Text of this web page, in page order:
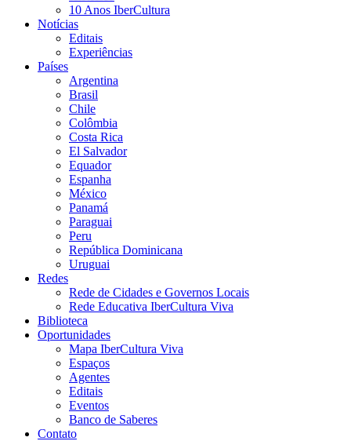
10 Anos IberCultura
Notícias
Editais
Experiências
Países
Argentina
Brasil
Chile
Colômbia
Costa Rica
El Salvador
Equador
Espanha
México
Panamá
Paraguai
Peru
República Dominicana
Uruguai
Redes
Rede de Cidades e Governos Locais
Rede Educativa IberCultura Viva
Biblioteca
Oportunidades
Mapa IberCultura Viva
Espaços
Agentes
Editais
Eventos
Banco de Saberes
Contato